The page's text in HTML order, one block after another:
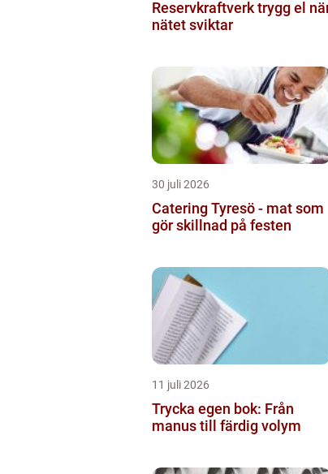
Reservkraftverk trygg el när
nätet sviktar
30 juli 2026
Catering Tyresö - mat som
gör skillnad på festen
11 juli 2026
Trycka egen bok: Från
manus till färdig volym